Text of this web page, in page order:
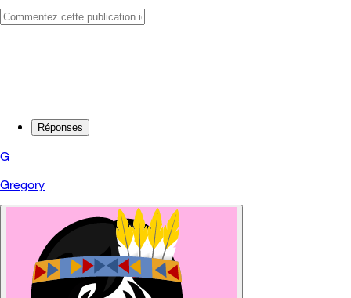
Réponses
G
Gregory